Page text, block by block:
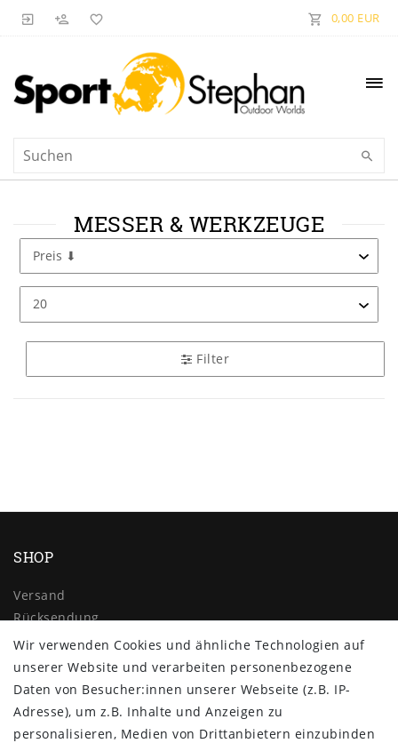
0,00 EUR
MESSER & WERKZEUGE
Filter
SHOP
Versand
Rücksendung
Widerrufs­recht
Impressum
Daten­schutz­erklärung
AGB
Kontakt
Wir verwenden Cookies und ähnliche Technologien auf
unserer Website und verarbeiten personenbezogene
Daten von Besucher:innen unserer Webseite (z.B. IP-
Adresse), um z.B. Inhalte und Anzeigen zu
personalisieren, Medien von Drittanbietern einzubinden